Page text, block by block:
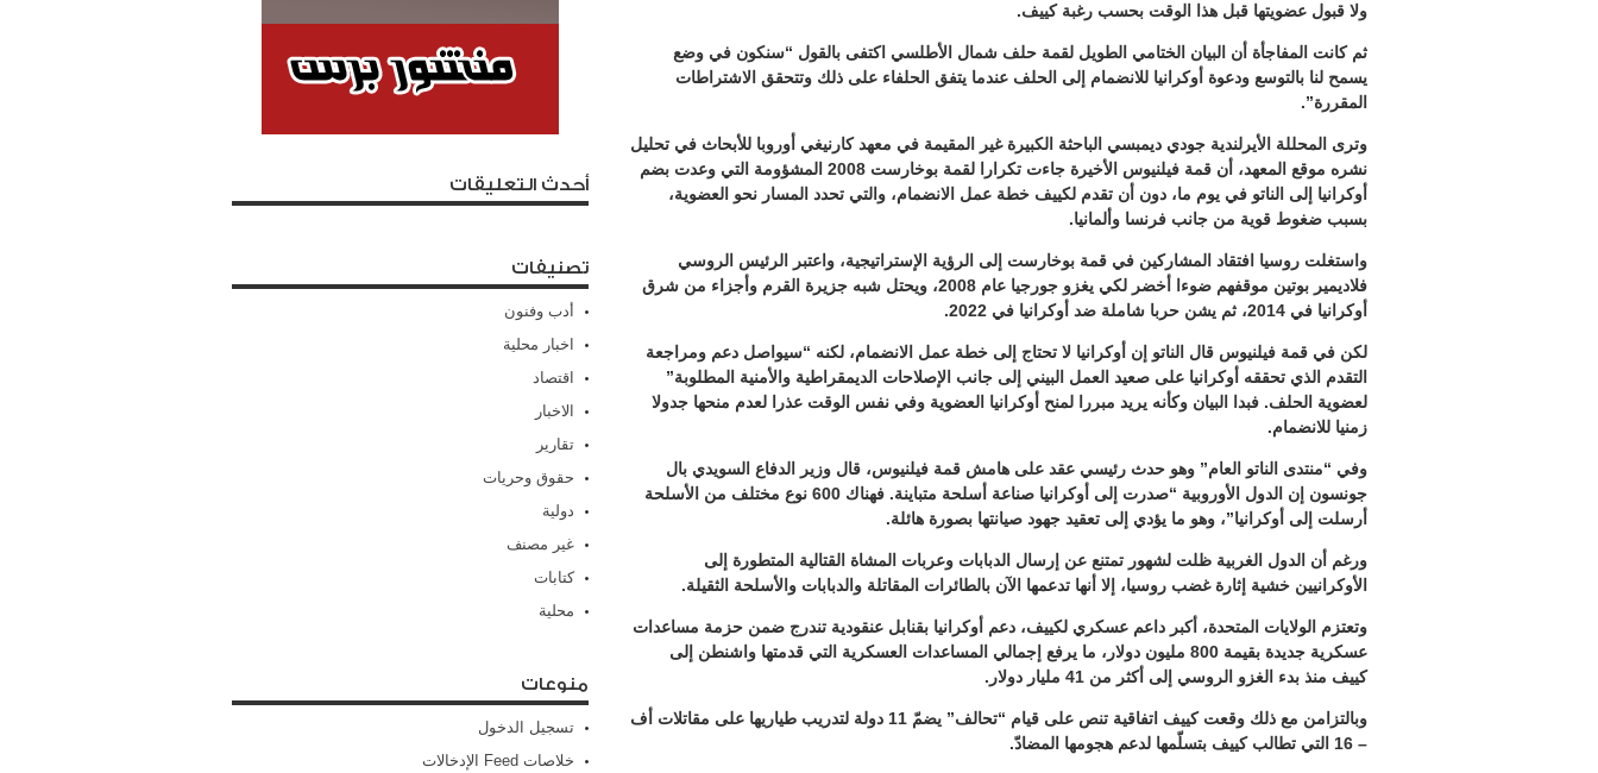
ولا قبول عضويتها قبل هذا الوقت بحسب رغبة كييف.
ثم كانت المفاجأة أن البيان الختامي الطويل لقمة حلف شمال الأطلسي اكتفى بالقول “سنكون في وضع
يسمح لنا بالتوسع ودعوة أوكرانيا للانضمام إلى الحلف عندما يتفق الحلفاء على ذلك وتتحقق الاشتراطات
المقررة”.
وترى المحللة الأيرلندية جودي ديمبسي الباحثة الكبيرة غير المقيمة في معهد كارنيغي أوروبا للأبحاث في تحليل
نشره موقع المعهد، أن قمة فيلنيوس الأخيرة جاءت تكرارا لقمة بوخارست 2008 المشؤومة التي وعدت بضم
أوكرانيا إلى الناتو في يوم ما، دون أن تقدم لكييف خطة عمل الانضمام، والتي تحدد المسار نحو العضوية،
بسبب ضغوط قوية من جانب فرنسا وألمانيا.
واستغلت روسيا افتقاد المشاركين في قمة بوخارست إلى الرؤية الإستراتيجية، واعتبر الرئيس الروسي
فلاديمير بوتين موقفهم ضوءا أخضر لكي يغزو جورجيا عام 2008، ويحتل شبه جزيرة القرم وأجزاء من شرق
أوكرانيا في 2014، ثم يشن حربا شاملة ضد أوكرانيا في 2022.
لكن في قمة فيلنيوس قال الناتو إن أوكرانيا لا تحتاج إلى خطة عمل الانضمام، لكنه “سيواصل دعم ومراجعة
التقدم الذي تحققه أوكرانيا على صعيد العمل البيني إلى جانب الإصلاحات الديمقراطية والأمنية المطلوبة”
لعضوية الحلف. فبدا البيان وكأنه يريد مبررا لمنح أوكرانيا العضوية وفي نفس الوقت عذرا لعدم منحها جدولا
زمنيا للانضمام.
وفي “منتدى الناتو العام” وهو حدث رئيسي عقد على هامش قمة فيلنيوس، قال وزير الدفاع السويدي بال
جونسون إن الدول الأوروبية “صدرت إلى أوكرانيا صناعة أسلحة متباينة. فهناك 600 نوع مختلف من الأسلحة
أرسلت إلى أوكرانيا”، وهو ما يؤدي إلى تعقيد جهود صيانتها بصورة هائلة.
ورغم أن الدول الغربية ظلت لشهور تمتنع عن إرسال الدبابات وعربات المشاة القتالية المتطورة إلى
الأوكرانيين خشية إثارة غضب روسيا، إلا أنها تدعمها الآن بالطائرات المقاتلة والدبابات والأسلحة الثقيلة.
وتعتزم الولايات المتحدة، أكبر داعم عسكري لكييف، دعم أوكرانيا بقنابل عنقودية تندرج ضمن حزمة مساعدات
عسكرية جديدة بقيمة 800 مليون دولار، ما يرفع إجمالي المساعدات العسكرية التي قدمتها واشنطن إلى
كييف منذ بدء الغزو الروسي إلى أكثر من 41 مليار دولار.
وبالتزامن مع ذلك وقعت كييف اتفاقية تنص على قيام “تحالف” يضمّ 11 دولة لتدريب طياريها على مقاتلات أف
– 16 التي تطالب كييف بتسلّمها لدعم هجومها المضادّ.
أحدث التعليقات
تصنيفات
أدب وفنون
اخبار محلية
اقتصاد
الاخبار
تقارير
حقوق وحريات
دولية
غير مصنف
كتابات
محلية
منوعات
تسجيل الدخول
خلاصات Feed الإدخالات